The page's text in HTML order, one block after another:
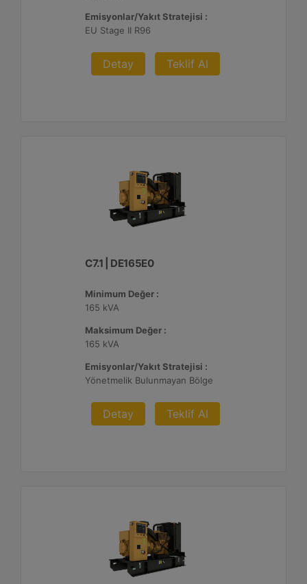
Emisyonlar/Yakıt Stratejisi :
EU Stage II R96
Detay Teklif Al
C7.1 | DE165E0
Minimum Değer :
165 kVA
Maksimum Değer :
165 kVA
Emisyonlar/Yakıt Stratejisi :
Yönetmelik Bulunmayan Bölge
Detay Teklif Al